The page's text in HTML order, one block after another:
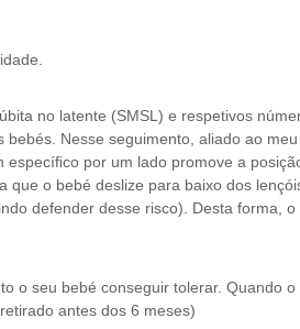
no latente (SMSL) e respetivos
Nesse seguimento, aliado ao
por um lado promove a
o bebé deslize para baixo dos
defender desse risco). Desta forma,
o seu bebé conseguir tolerar. Quando
antes dos 6 meses)